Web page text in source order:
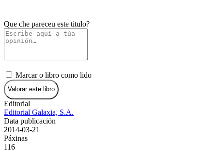
Que che pareceu este título?
Marcar o libro como lido
Valorar este libro
Editorial
Editorial Galaxia, S.A.
Data publicación
2014-03-21
Páxinas
116